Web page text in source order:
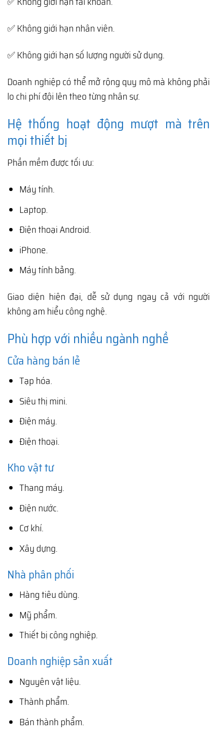
✅ Không giới hạn nhân viên.
✅ Không giới hạn số lượng người sử dụng.
Doanh nghiệp có thể mở rộng quy mô mà không phải
lo chi phí đội lên theo từng nhân sự.
Hệ thống hoạt động mượt mà trên
mọi thiết bị
Phần mềm được tối ưu:
Máy tính.
Laptop.
Điện thoại Android.
iPhone.
Máy tính bảng.
Giao diện hiện đại, dễ sử dụng ngay cả với người
không am hiểu công nghệ.
Phù hợp với nhiều ngành nghề
Cửa hàng bán lẻ
Tạp hóa.
Siêu thị mini.
Điện máy.
Điện thoại.
Kho vật tư
Thang máy.
Điện nước.
Cơ khí.
Xây dựng.
Nhà phân phối
Hàng tiêu dùng.
Mỹ phẩm.
Thiết bị công nghiệp.
Doanh nghiệp sản xuất
Nguyên vật liệu.
Thành phẩm.
Bán thành phẩm.